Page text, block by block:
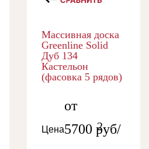
Массивная доска
Greenline Solid
Дуб 134
Кастельон
(фасовка 5 рядов)
Цена
от
5700 руб/
2